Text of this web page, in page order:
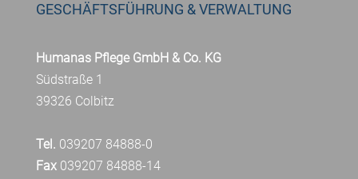
GESCHÄFTSFÜHRUNG & VERWALTUNG
Humanas Pflege GmbH & Co. KG
Südstraße 1
39326 Colbitz
Tel. 039207 84888-0
Fax039207 84888-14